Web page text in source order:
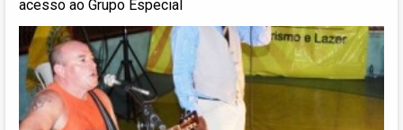
acesso ao Grupo Especial